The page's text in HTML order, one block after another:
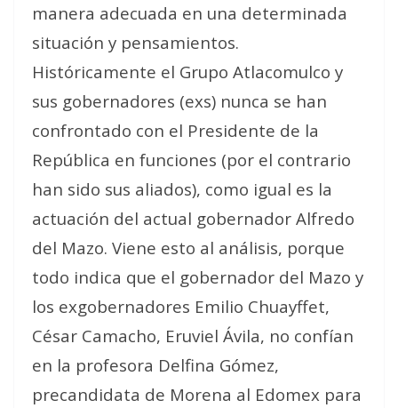
manera adecuada en una determinada
situación y pensamientos.
Históricamente el Grupo Atlacomulco y
sus gobernadores (exs) nunca se han
confrontado con el Presidente de la
República en funciones (por el contrario
han sido sus aliados), como igual es la
actuación del actual gobernador Alfredo
del Mazo. Viene esto al análisis, porque
todo indica que el gobernador del Mazo y
los exgobernadores Emilio Chuayffet,
César Camacho, Eruviel Ávila, no confían
en la profesora Delfina Gómez,
precandidata de Morena al Edomex para